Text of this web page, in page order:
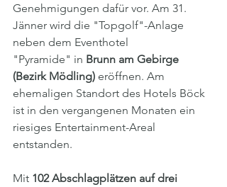
Genehmigungen dafür vor. Am 31.
Jänner wird die "Topgolf"-Anlage
neben dem Eventhotel
"Pyramide" in Brunn am Gebirge
(Bezirk Mödling) eröffnen. Am
ehemaligen Standort des Hotels Böck
ist in den vergangenen Monaten ein
riesiges Entertainment-Areal
entstanden.
Mit 102 Abschlagplätzen auf drei